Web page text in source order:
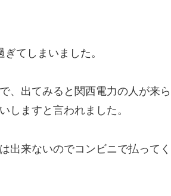
てしまいました。
、出てみると関西電力の人が来
しますと言われました。
出来ないのでコンビニで払って